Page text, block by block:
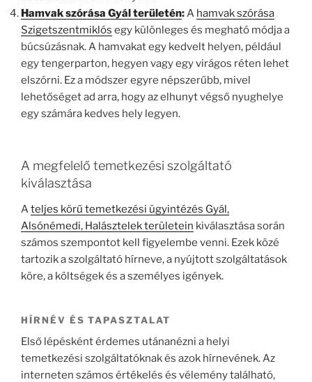
Hamvak szórása Gyál területén:A hamvak szórása
Szigetszentmiklós egy különleges és megható módja a
búcsúzásnak. A hamvakat egy kedvelt helyen, például
egy tengerparton, hegyen vagy egy virágos réten lehet
elszórni. Ez a módszer egyre népszerűbb, mivel
lehetőséget ad arra, hogy az elhunyt végső nyughelye
egy számára kedves hely legyen.
A megfelelő temetkezési szolgáltató
kiválasztása
Ateljes körű temetkezési ügyintézés Gyál,
Alsónémedi, Halásztelek területein kiválasztása során
számos szempontot kell figyelembe venni. Ezek közé
tartozik a szolgáltató hírneve, a nyújtott szolgáltatások
köre, a költségek és a személyes igények.
HÍRNÉV ÉS TAPASZTALAT
Első lépésként érdemes utánanézni a helyi
temetkezési szolgáltatóknak és azok hírnevének. Az
interneten számos értékelés és vélemény található,